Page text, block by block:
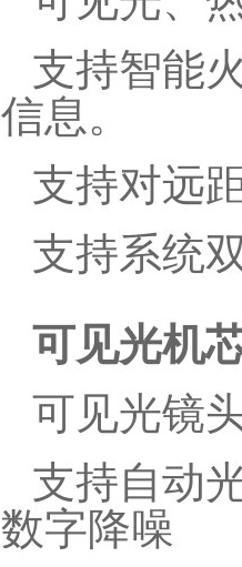
支持智能
信息。
支持对远
支持系统
可见光机
可见光镜
支持自动
数字降噪